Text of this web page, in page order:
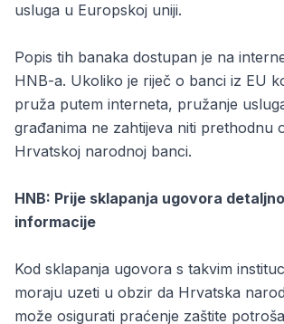
usluga u Europskoj uniji.
Popis tih banaka dostupan je na
HNB-a. Ukoliko je riječ o banci iz EU
pruža putem interneta, pružanje
građanima ne zahtijeva niti prethodnu
Hrvatskoj narodnoj banci.
HNB: Prije sklapanja ugovora
informacije
Kod sklapanja ugovora s takvim
moraju uzeti u obzir da Hrvatska
može osigurati praćenje zaštite